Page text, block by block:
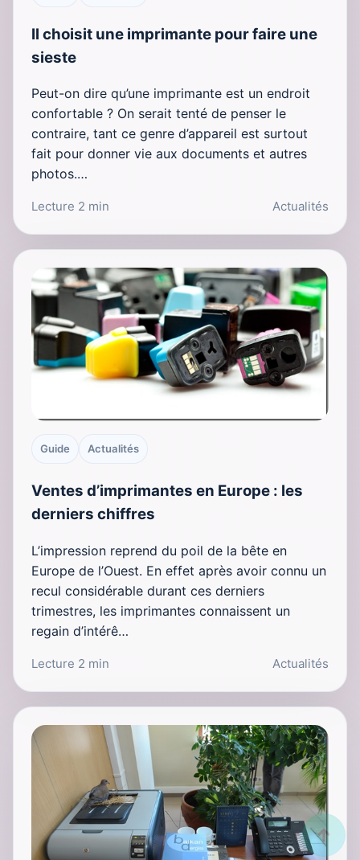
Il choisit une imprimante pour faire une
sieste
Peut-on dire qu’une imprimante est un endroit
confortable ? On serait tenté de penser le
contraire, tant ce genre d’appareil est surtout
fait pour donner vie aux documents et autres
photos.…
Lecture 2 min Actualités
Guide Actualités
Ventes d’imprimantes en Europe : les
derniers chiffres
L’impression reprend du poil de la bête en
Europe de l’Ouest. En effet après avoir connu un
recul considérable durant ces derniers
trimestres, les imprimantes connaissent un
regain d’intérê…
Lecture 2 min Actualités